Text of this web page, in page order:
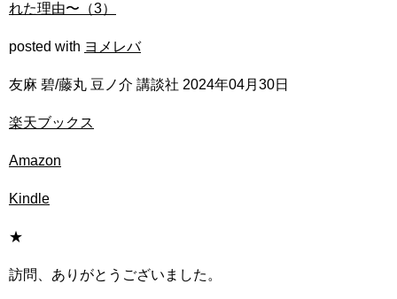
れた理由〜（3）
posted with ヨメレバ
友麻 碧/藤丸 豆ノ介 講談社 2024年04月30日
楽天ブックス
Amazon
Kindle
★
訪問、ありがとうございました。